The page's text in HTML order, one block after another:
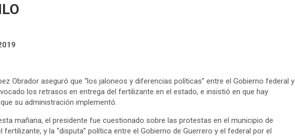
Obrador aseguró que “los jaloneos y diferencias políticas” entre el Gobierno federal y
los retrasos en entrega del fertilizante en el estado, e insistió en que hay
su administración implementó.
mañana, el presidente fue cuestionado sobre las protestas en el municipio de
y la “disputa” política entre el Gobierno de Guerrero y el federal por el